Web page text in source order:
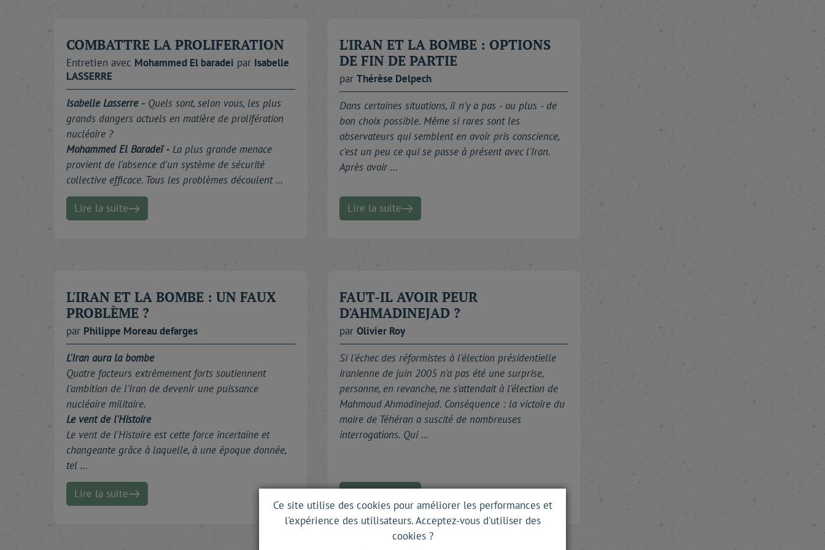
COMBATTRE LA PROLIFERATION
Entretien avec Mohammed El baradei par Isabelle
LASSERRE
Isabelle Lasserre - Quels sont, selon vous, les plus
grands dangers actuels en matière de prolifération
nucléaire ?
Mohammed El Baradeï - La plus grande menace
provient de l'absence d'un système de sécurité
collective efficace. Tous les problèmes découlent …
Lire la suite
L'IRAN ET LA BOMBE : OPTIONS
DE FIN DE PARTIE
par Thérèse Delpech
Dans certaines situations, il n'y a pas - ou plus - de
bon choix possible. Même si rares sont les
observateurs qui semblent en avoir pris conscience,
c'est un peu ce qui se passe à présent avec l'Iran.
Après avoir …
Lire la suite
L'IRAN ET LA BOMBE : UN FAUX
PROBLÈME ?
par Philippe Moreau defarges
L'Iran aura la bombe
Quatre facteurs extrêmement forts soutiennent
l'ambition de l'Iran de devenir une puissance
nucléaire militaire.
Le vent de l'Histoire
Le vent de l'Histoire est cette force incertaine et
changeante grâce à laquelle, à une époque donnée,
tel …
Lire la suite
FAUT-IL AVOIR PEUR
D'AHMADINEJAD ?
par Olivier Roy
Si l'échec des réformistes à l'élection présidentielle
iranienne de juin 2005 n'a pas été une surprise,
personne, en revanche, ne s'attendait à l'élection de
Mahmoud Ahmadinejad. Conséquence : la victoire du
maire de Téhéran a suscité de nombreuses
interrogations. Qui …
Ce site utilise des cookies pour améliorer les performances et
l'expérience des utilisateurs. Acceptez-vous d'utiliser des
cookies ?